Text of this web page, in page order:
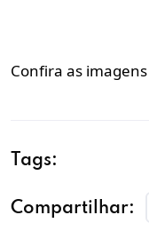
Confira as
Tags:
Compartilhar: